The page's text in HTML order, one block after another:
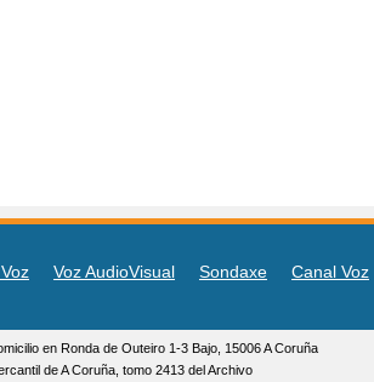
Voz AudioVisual Sondaxe Canal Voz
en Ronda de Outeiro 1-3 Bajo, 15006 A Coruña
de A Coruña, tomo 2413 del Archivo